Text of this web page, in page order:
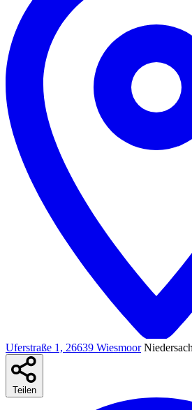
Uferstraße 1, 26639 Wiesmoor
Teilen